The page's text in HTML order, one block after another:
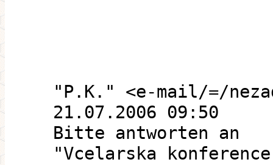
"P.K." <e-mail/=/
21.07.2006 09:50
Bitte antworten an
"Vcelarska